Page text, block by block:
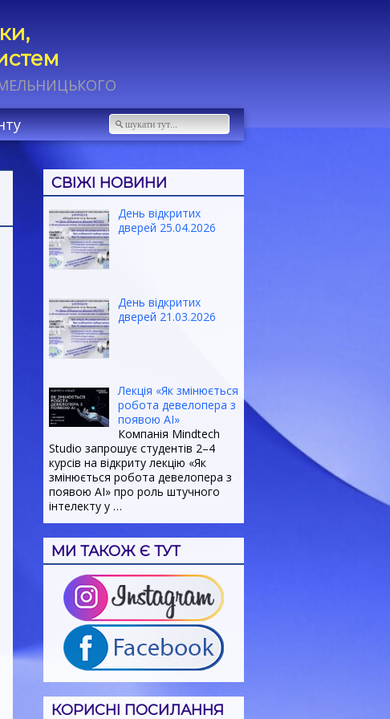
СВІЖІ НОВИНИ
День відкритих
дверей 25.04.2026
День відкритих
дверей 21.03.2026
Лекція «Як змінюється
робота девелопера з
появою AI»
Компанія Mindtech
Studio запрошує студентів 2–4
курсів на відкриту лекцію «Як
змінюється робота девелопера з
появою AI» про роль штучного
інтелекту у …
МИ ТАКОЖ Є ТУТ
КОРИСНІ ПОСИЛАННЯ